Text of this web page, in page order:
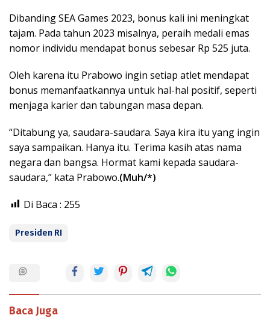
Dibanding SEA Games 2023, bonus kali ini meningkat
tajam. Pada tahun 2023 misalnya, peraih medali emas
nomor individu mendapat bonus sebesar Rp 525 juta.
Oleh karena itu Prabowo ingin setiap atlet mendapat
bonus memanfaatkannya untuk hal-hal positif, seperti
menjaga karier dan tabungan masa depan.
“Ditabung ya, saudara-saudara. Saya kira itu yang ingin
saya sampaikan. Hanya itu. Terima kasih atas nama
negara dan bangsa. Hormat kami kepada saudara-
saudara,” kata Prabowo.(Muh/*)
Di Baca : 255
Presiden RI
Baca Juga